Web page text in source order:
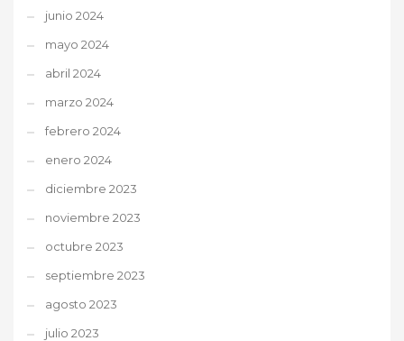
junio 2024
mayo 2024
abril 2024
marzo 2024
febrero 2024
enero 2024
diciembre 2023
noviembre 2023
octubre 2023
septiembre 2023
agosto 2023
julio 2023